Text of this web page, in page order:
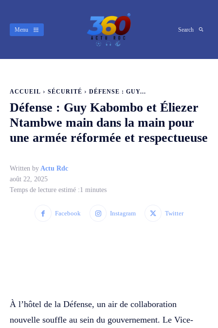
Menu Search
ACCUEIL SÉCURITÉ DÉFENSE : GUY...
Défense : Guy Kabombo et Éliezer
Ntambwe main dans la main pour
une armée réformée et respectueuse
Written by Actu Rdc
août 22, 2025
Temps de lecture estimé :1 minutes
Facebook Instagram Twitter
À l’hôtel de la Défense, un air de collaboration
nouvelle souffle au sein du gouvernement. Le Vice-